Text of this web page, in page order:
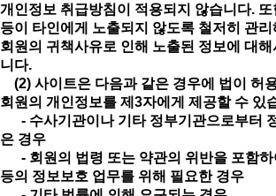
개인정보 취급방침이 적용되지 않습니다.
등이 타인에게 노출되지 않도록 철저히 관
회원의 귀책사유로 인해 노출된 정보에 대
니다.
(2) 사이트은 다음과 같은 경우에 법이 허
회원의 개인정보를 제3자에게 제공할 수 있
- 수사기관이나 기타 정부기관으로부터
은 경우
- 회원의 법령 또는 약관의 위반을 포함하
등의 정보보호 업무를 위해 필요한 경우